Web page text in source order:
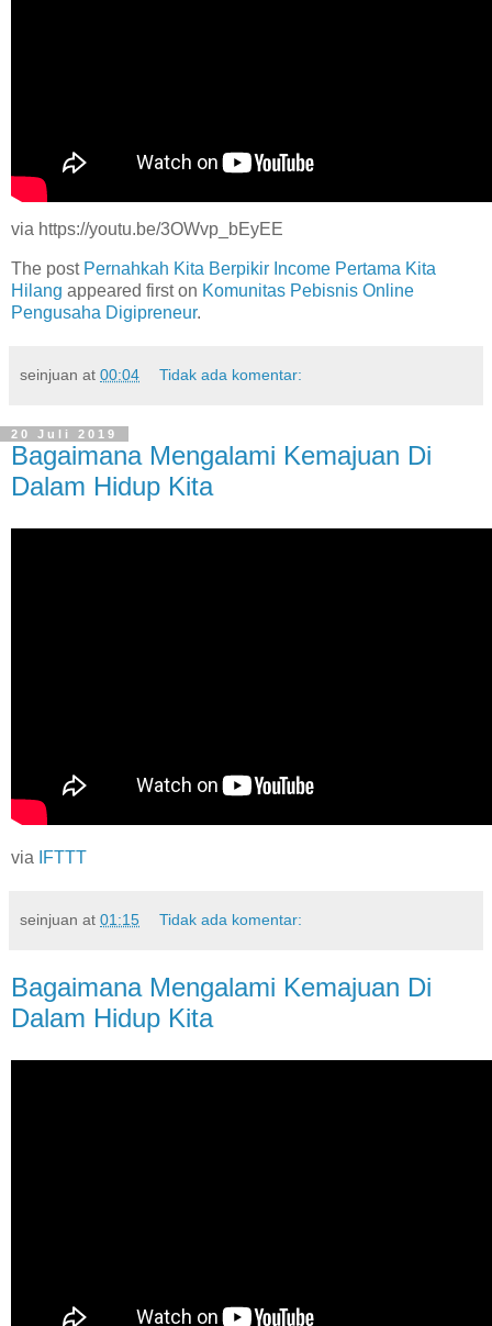
via https://youtu.be/3OWvp_bEyEE
The post Pernahkah Kita Berpikir Income Pertama Kita
Hilang appeared first on Komunitas Pebisnis Online
Pengusaha Digipreneur.
seinjuan at 00:04 Tidak ada komentar:
20 Juli 2019
Bagaimana Mengalami Kemajuan Di
Dalam Hidup Kita
via IFTTT
seinjuan at 01:15 Tidak ada komentar:
Bagaimana Mengalami Kemajuan Di
Dalam Hidup Kita